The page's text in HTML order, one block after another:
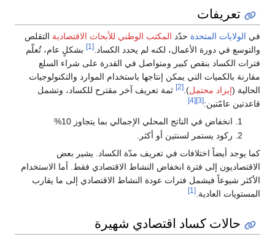
تعريفات
في الولايات المتحدة حدّد المكتب الوطني للأبحاث الاقتصادية التقلص
والتوسع في دورة الأعمال، لكنه لم يحدد الكساد. [1]
بشكلٍ عام، تُعلّم
فترات الكساد بنقص كبير ومتواصل في القدرة على شراء السلع
مقارنة بالكميات التي يمكن إنتاجها باستخدام الموارد والتكنولوجيات
الحالية (إيراد محتمل).
[2]
ثمة تعريف آخر مقترح للكساد، وتشمل
قاعدتين عامّتين:[3]
[4]
انخفاض في الناتج المحلي الإجمالي بما يتجاوز 10%
ركود يستمر لسنتين أو أكثر.
كما يوجد أيضاً اختلافات في تعريف مدّة الكساد. يشير بعض
الاقتصاديون إلى فترة انخفاض النشاط الاقتصادي فقط. أما الاستخدام
الأكثر شيوعاً فيشمل فترات عودة النشاط الاقتصادي إلى ما يقارب
المستويات العادية.[1]
حالات كساد اقتصادي شهيرة